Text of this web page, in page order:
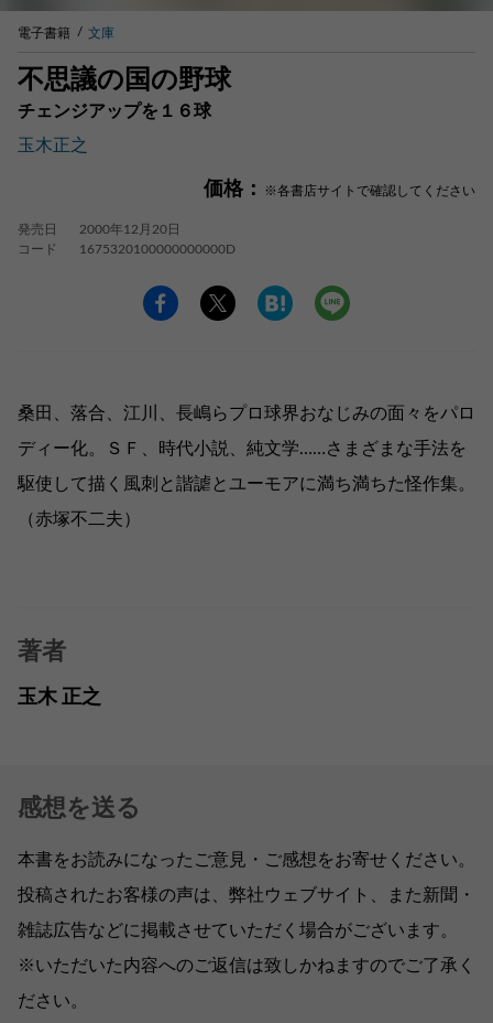
電子書籍 文庫
不思議の国の野球
チェンジアップを１６球
玉木正之
価格： ※各書店サイトで確認してください
発売日
2000年12月20日
コード
1675320100000000000D
桑田、落合、江川、長嶋らプロ球界おなじみの面々をパロ
ディー化。ＳＦ、時代小説、純文学……さまざまな手法を
駆使して描く風刺と諧謔とユーモアに満ち満ちた怪作集。
（赤塚不二夫）
著者
玉木 正之
感想を送る
本書をお読みになったご意見・ご感想をお寄せください。
投稿されたお客様の声は、弊社ウェブサイト、また新聞・
雑誌広告などに掲載させていただく場合がございます。
※いただいた内容へのご返信は致しかねますのでご了承く
ださい。